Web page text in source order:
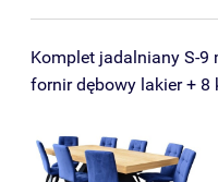
Komplet jadalniany S-
fornir dębowy lakier + 8